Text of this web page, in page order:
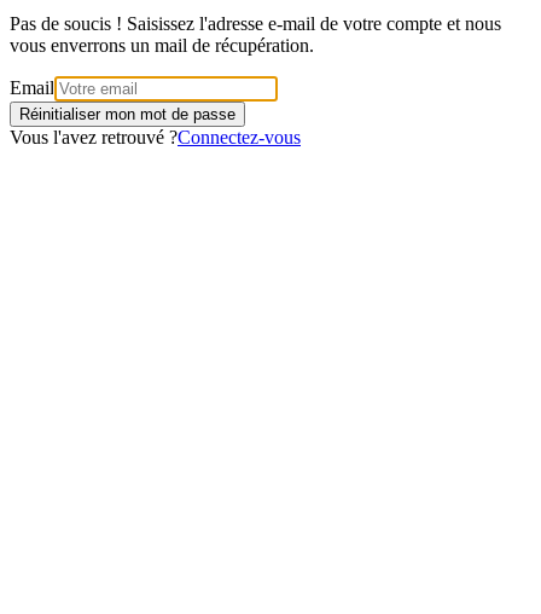
Pas de soucis ! Saisissez l'adresse e-mail de votre compte et nous
vous enverrons un mail de récupération.
Email
Réinitialiser mon mot de passe
Vous l'avez retrouvé ?Connectez-vous